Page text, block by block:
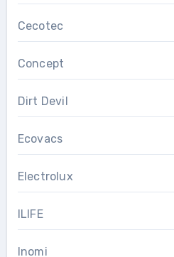
Cecotec
Concept
Dirt Devil
Ecovacs
Electrolux
ILIFE
Inomi